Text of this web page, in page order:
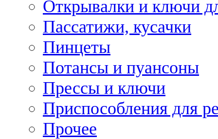
Открывалки и ключи
Пассатижи, кусачки
Пинцеты
Потансы и пуансоны
Прессы и ключи
Приспособления для
Прочее